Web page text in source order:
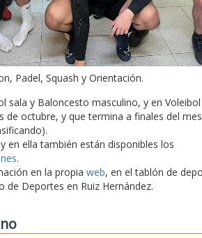
Padel, Squash y Orientación.
sala y Baloncesto masculino, y en
octubre, y que termina a finales del
en ella también están disponibles los
.
en la propia web, en el tablón de
de Deportes en Ruiz Hernández.